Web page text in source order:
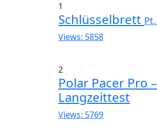
1
Schlüsselbrett
Views: 5858
2
Polar Pacer Pro
Langzeittest
Views: 5769